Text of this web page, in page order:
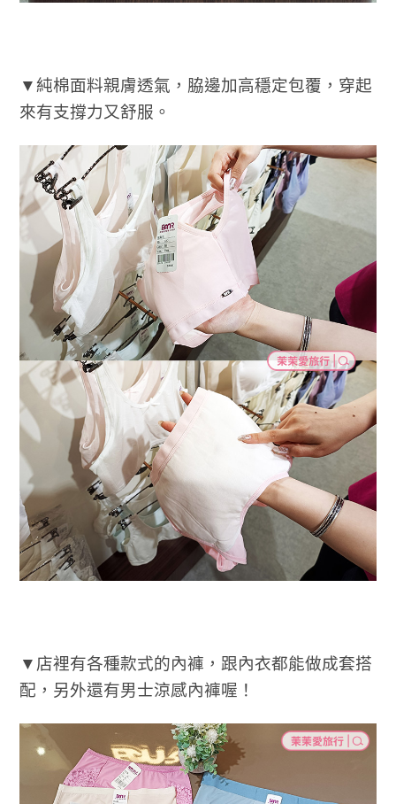
▼純棉面料親膚透氣，脇邊加高穩定包覆，穿起
來有支撐力又舒服。
▼店裡有各種款式的內褲，跟內衣都能做成套搭
配，另外還有男士涼感內褲喔！